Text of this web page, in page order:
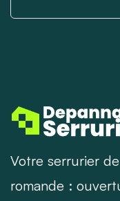
Votre serrurier
romande :